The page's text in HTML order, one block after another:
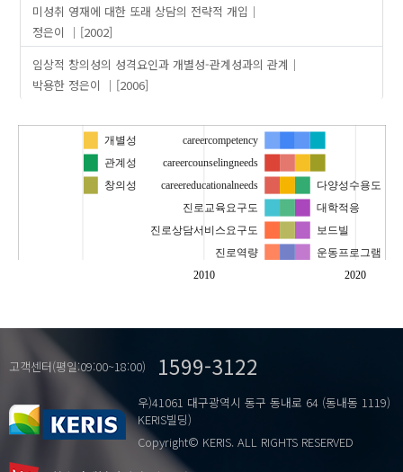
미성취 영재에 대한 또래 상담의 전략적 개입
정은이
[2002]
임상적 창의성의 성격요인과 개별성-관계성과의 관계
박용한 정은이 [2006]
2010 2020
careercompetency
careercounselingneeds
careereducationalneeds
개별성
관계성
다양성수용도
대학적응
보드빌
운동프로그램
진로교육요구도
진로상담서비스요구도
진로역량
창의성
패러디
고객센터(평일:09:00~18:00) 1599-3122
우)41061 대구광역시 동구 동내로 64 (동내동 1119)
KERIS빌딩)
Copyright© KERIS. ALL RIGHTS RESERVED